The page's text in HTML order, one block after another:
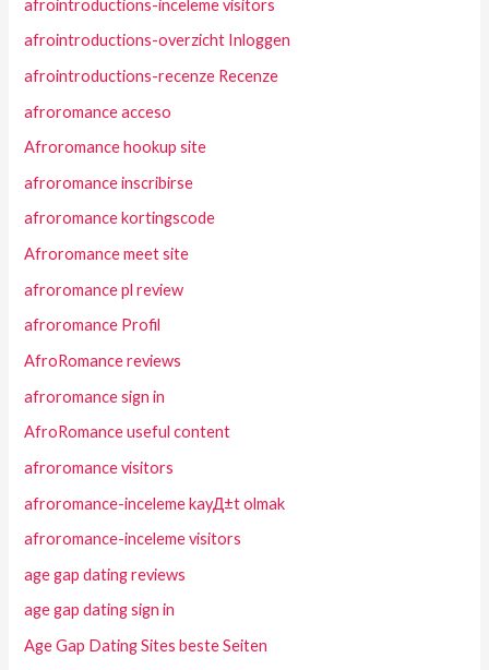
afrointroductions-inceleme visitors
afrointroductions-overzicht Inloggen
afrointroductions-recenze Recenze
afroromance acceso
Afroromance hookup site
afroromance inscribirse
afroromance kortingscode
Afroromance meet site
afroromance pl review
afroromance Profil
AfroRomance reviews
afroromance sign in
AfroRomance useful content
afroromance visitors
afroromance-inceleme kayД±t olmak
afroromance-inceleme visitors
age gap dating reviews
age gap dating sign in
Age Gap Dating Sites beste Seiten